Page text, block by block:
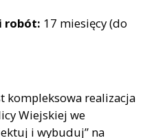
robót: 17 miesięcy (do
kompleksowa realizacja
Wiejskiej we
i wybuduj” na